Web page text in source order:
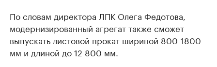
По словам директора ЛПК Олега Федотова,
модернизированный агрегат также сможет
выпускать листовой прокат шириной 800-1800
мм и длиной до 12 800 мм.